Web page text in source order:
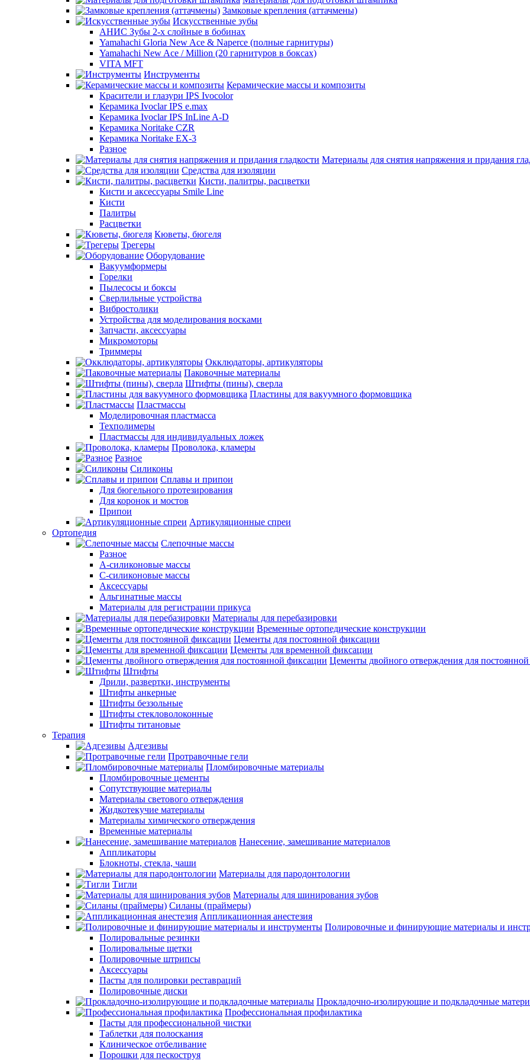
Замковые крепления (аттачмены)
Искусственные зубы
АНИС Зубы 2-х слойные в бобинах
Yamahachi Gloria New Ace & Naperce (полные гарнитуры)
Yamahachi New Ace / Million (20 гарнитуров в боксах)
VITA MFT
Инструменты
Керамические массы и композиты
Красители и глазури IPS Ivocolor
Керамика Ivoclar IPS e.max
Керамика Ivoclar IPS InLine A-D
Керамика Noritake CZR
Керамика Noritake EX-3
Разное
Материалы для снятия напряжения и придания
Средства для изоляции
Кисти, палитры, расцветки
Кисти и аксессуары Smile Line
Кисти
Палитры
Расцветки
Кюветы, бюгеля
Трегеры
Оборудование
Вакуумформеры
Горелки
Пылесосы и боксы
Сверлильные устройства
Вибростолики
Устройства для моделирования восками
Запчасти, аксессуары
Микромоторы
Триммеры
Окклюдаторы, артикуляторы
Паковочные материалы
Штифты (пины), сверла
Пластины для вакуумного формовщика
Пластмассы
Моделировочная пластмасса
Техполимеры
Пластмассы для индивидуальных ложек
Проволока, кламеры
Разное
Силиконы
Сплавы и припои
Для бюгельного протезирования
Для коронок и мостов
Припои
Артикуляционные спреи
Ортопедия
Слепочные массы
Разное
А-силиконовые массы
С-силиконовые массы
Аксессуары
Альгинатные массы
Материалы для регистрации прикуса
Материалы для перебазировки
Временные ортопедические конструкции
Цементы для постоянной фиксации
Цементы для временной фиксации
Цементы двойного отверждения для
Штифты
Дрили, развертки, инструменты
Штифты анкерные
Штифты беззольные
Штифты стекловолоконные
Штифты титановые
Терапия
Адгезивы
Протравочные гели
Пломбировочные материалы
Пломбировочные цементы
Сопутствующие материалы
Материалы светового отверждения
Жидкотекучие материалы
Материалы химического отверждения
Временные материалы
Нанесение, замешивание материалов
Аппликаторы
Блокноты, стекла, чаши
Материалы для пародонтологии
Тигли
Материалы для шинирования зубов
Силаны (праймеры)
Аппликационная анестезия
Полировочные и финирующие материалы и
Полировальные резинки
Полировальные щетки
Полировочные штрипсы
Аксессуары
Пасты для полировки реставраций
Полировочные диски
Прокладочно-изолирующие и подкладочные
Профессиональная профилактика
Пасты для профессиональной чистки
Таблетки для полоскания
Клиническое отбеливание
Порошки для пескоструя